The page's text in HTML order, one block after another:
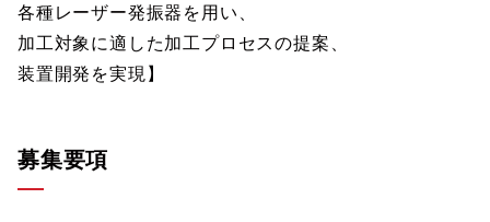
各種レーザー発振器を用い、
加工対象に適した加工プロセスの提案、
装置開発を実現】
募集要項